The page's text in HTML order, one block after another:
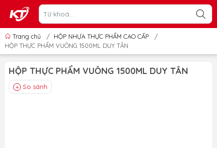
Trang chủ / HỘP NHỰA THỰC PHẨM CAO CẤP
/
HỘP THỰC PHẨM VUÔNG 1500ML DUY TÂN
HỘP THỰC PHẨM VUÔNG 1500ML DUY TÂN
So sánh